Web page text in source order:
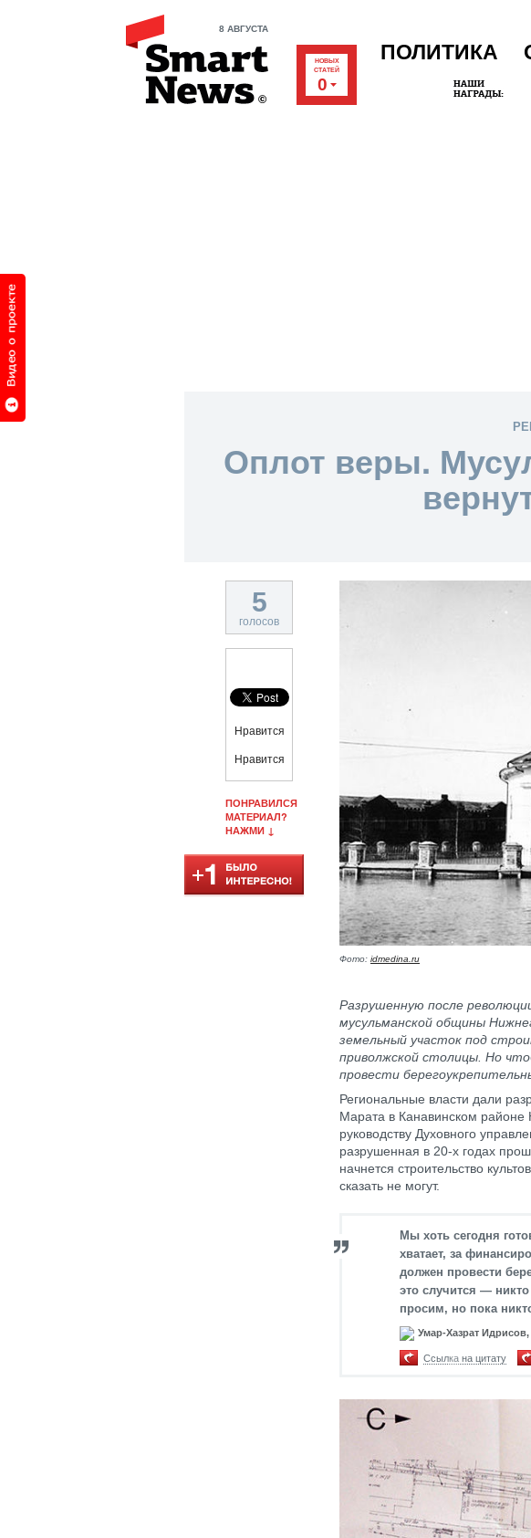
8 АВГУСТА
НОВЫХ
СТАТЕЙ
0
ПОЛИТИКА
Оплот веры.
5
голосов
Нравится
Нравится
ПОНРАВИЛСЯ
МАТЕРИАЛ?
НАЖМИ ↓
Фото: idmedina.ru
Разрушенную после
мусульманской общины
земельный участок под
приволжской столицы. Но
провести
Региональные власти дали
Марата в Канавинском районе
руководству Духовного
разрушенная в 20-х годах
начнется строительство
сказать не могут.
Мы хоть сегодня
хватает, за
должен провести
это случится —
просим, но пока
Умар-Хазрат
Ссылка на цитату